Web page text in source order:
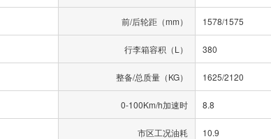
前/后轮距（mm） 1578/1575
行李箱容积（L） 380
整备/总质量（KG） 1625/2120
0-100Km/h加速时 8.8
市区工况油耗 10.9